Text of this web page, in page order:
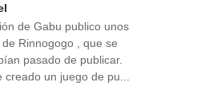
de Gabu publico unos
de Rinnogogo , que se
pasado de publicar.
creado un juego de pu...